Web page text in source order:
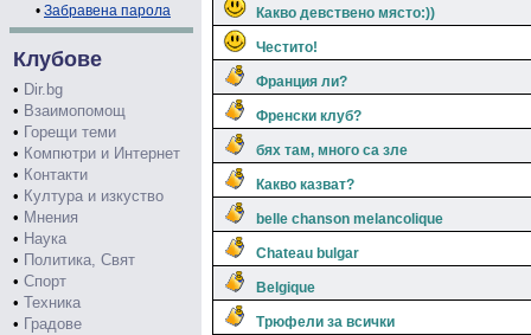
• Забравена парола
Клубове
• Dir.bg
• Взаимопомощ
• Горещи теми
• Компютри и Интернет
• Контакти
• Култура и изкуство
• Мнения
• Наука
• Политика, Свят
• Спорт
• Техника
• Градове
Какво девствено място:))
Честито!
Франция ли?
Френски клуб?
бях там, много са зле
Какво казват?
belle chanson mеlancolique
Chateau bulgar
Belgique
Трюфели за всички